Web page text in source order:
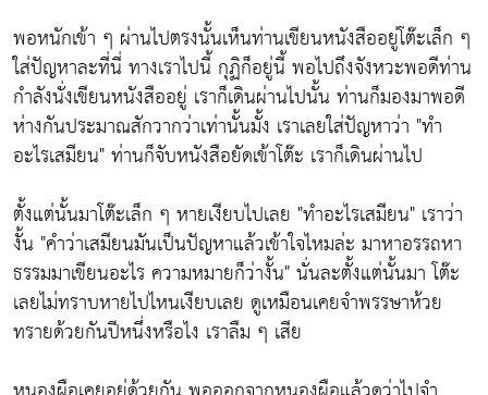
พอหนักเข้า ๆ ผ่านไปตรงนั้นเห็นท่านเขียนหนังสืออยู่โต๊ะเล็ก ๆ
ใส่ปัญหาละที่นี่ ทางเราไปนี้ กุฏิก็อยู่นี้ พอไปถึงจังหวะพอดีท่าน
กำลังนั่งเขียนหนังสืออยู่ เราก็เดินผ่านไปนั้น ท่านก็มองมาพอดี
ห่างกันประมาณสักวากว่าเท่านั้นมั้ง เราเลยใส่ปัญหาว่า "ทำ
อะไรเสมียน"ท่านก็จับหนังสือยัดเข้าโต๊ะ เราก็เดินผ่านไป
ตั้งแต่นั้นมาโต๊ะเล็ก ๆ หายเงียบไปเลย "ทำอะไรเสมียน" เราว่า
งั้น "คำว่าเสมียนมันเป็นปัญหาแล้วเข้าใจไหมล่ะ มาหาอรรถหา
ธรรมมาเขียนอะไร ความหมายก็ว่างั้น"นั่นละตั้งแต่นั้นมา โต๊ะ
เลยไม่ทราบหายไปไหนเงียบเลย ดูเหมือนเคยจำพรรษาห้วย
ทรายด้วยกันปีหนึ่งหรือไง เราลืม ๆ เสีย